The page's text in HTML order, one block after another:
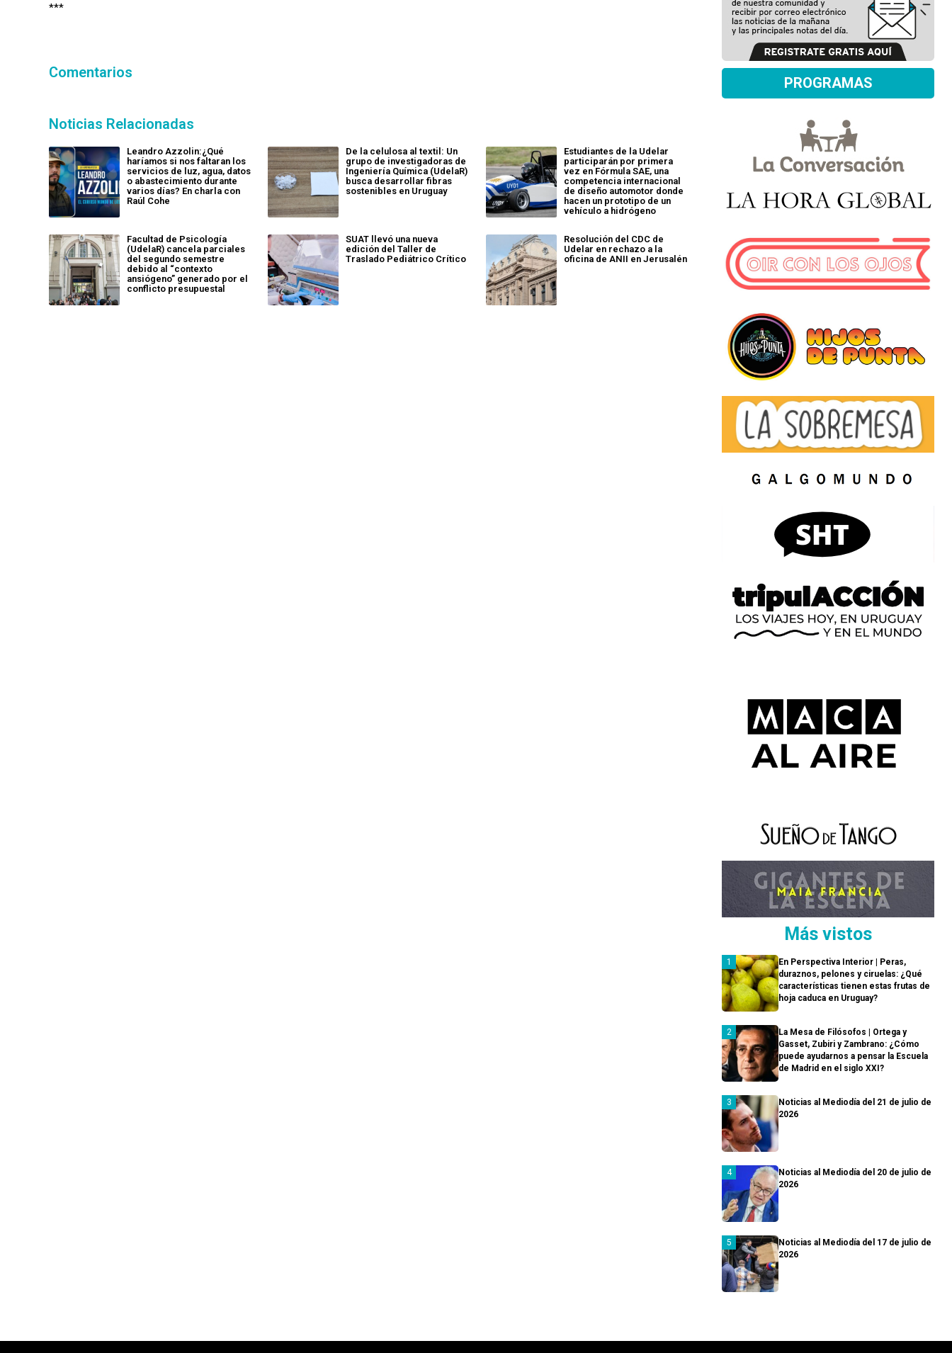
***
Comentarios
Noticias Relacionadas
Leandro Azzolin:¿Qué
haríamos si nos faltaran los
servicios de luz, agua, datos
o abastecimiento durante
varios días? En charla con
Raúl Cohe
De la celulosa al textil: Un
grupo de investigadoras de
Ingeniería Química (UdelaR)
busca desarrollar fibras
sostenibles en Uruguay
Estudiantes de la Udelar
participarán por primera
vez en Fórmula SAE, una
competencia internacional
de diseño automotor donde
hacen un prototipo de un
vehículo a hidrógeno
Facultad de Psicología
(UdelaR) cancela parciales
del segundo semestre
debido al “contexto
ansiógeno” generado por el
conflicto presupuestal
SUAT llevó una nueva
edición del Taller de
Traslado Pediátrico Crítico
Resolución del CDC de
Udelar en rechazo a la
oficina de ANII en Jerusalén
PROGRAMAS
Más vistos
En Perspectiva Interior | Peras,
duraznos, pelones y ciruelas: ¿Qué
características tienen estas frutas de
hoja caduca en Uruguay?
La Mesa de Filósofos | Ortega y
Gasset, Zubiri y Zambrano: ¿Cómo
puede ayudarnos a pensar la Escuela
de Madrid en el siglo XXI?
Noticias al Mediodía del 21 de julio de
2026
Noticias al Mediodía del 20 de julio de
2026
Noticias al Mediodía del 17 de julio de
2026